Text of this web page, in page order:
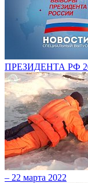
ПРЕЗИДЕНТА РФ
– 22 марта 2022